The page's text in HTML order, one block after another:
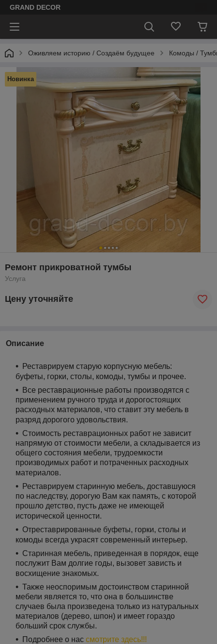
GRAND DECOR
Оживляем историю / Cоздаём будущее Комоды /
Новинка
Ремонт прикроватной тумбы
Услуга
Цену уточняйте
Описание
Реставрируем старую корпусную мебель:
буфеты, горки, столы, комоды, тумбы и прочее.
Все реставрационные работы производятся с
применением ручного труда и дорогостоящих
расходных материалов, что ставит эту мебель в
разряд дорогого удовольствия.
Стоимость реставрационных работ не зависит
напрямую от стоимости мебели, а складывается из
общего состояния мебели, трудоемкости
производимых работ и потраченных расходных
материалов.
Реставрируем старинную мебель, доставшуюся
по наследству, дорогую Вам как память, с которой
прошло детство, пусть даже не имеющей
исторической ценности.
Отреставрированные буфеты, горки, столы и
комоды всегда украсят современный интерьер.
Старинная мебель, приведенная в порядок, еще
послужит Вам долгие годы, вызовет зависть и
восхищение знакомых.
Также неоспоримым достоинством старинной
мебели является то, что она в большинстве
случаев была произведена только из натуральных
материалов (дерево, шпон) и имеет гораздо
больший срок службы.
Подробнее о нас смотрите здесь!!!